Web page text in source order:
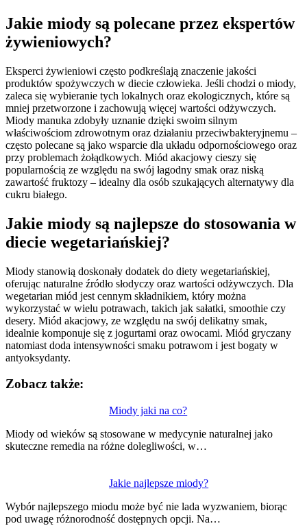
Jakie miody są polecane przez ekspertów
żywieniowych?
Eksperci żywieniowi często podkreślają znaczenie jakości
produktów spożywczych w diecie człowieka. Jeśli chodzi o miody,
zaleca się wybieranie tych lokalnych oraz ekologicznych, które są
mniej przetworzone i zachowują więcej wartości odżywczych.
Miody manuka zdobyły uznanie dzięki swoim silnym
właściwościom zdrowotnym oraz działaniu przeciwbakteryjnemu –
często polecane są jako wsparcie dla układu odpornościowego oraz
przy problemach żołądkowych. Miód akacjowy cieszy się
popularnością ze względu na swój łagodny smak oraz niską
zawartość fruktozy – idealny dla osób szukających alternatywy dla
cukru białego.
Jakie miody są najlepsze do stosowania w
diecie wegetariańskiej?
Miody stanowią doskonały dodatek do diety wegetariańskiej,
oferując naturalne źródło słodyczy oraz wartości odżywczych. Dla
wegetarian miód jest cennym składnikiem, który można
wykorzystać w wielu potrawach, takich jak sałatki, smoothie czy
desery. Miód akacjowy, ze względu na swój delikatny smak,
idealnie komponuje się z jogurtami oraz owocami. Miód gryczany
natomiast doda intensywności smaku potrawom i jest bogaty w
antyoksydanty.
Zobacz także:
Miody jaki na co?
Miody od wieków są stosowane w medycynie naturalnej jako
skuteczne remedia na różne dolegliwości, w…
Jakie najlepsze miody?
Wybór najlepszego miodu może być nie lada wyzwaniem, biorąc
pod uwagę różnorodność dostępnych opcji. Na…
wpisu